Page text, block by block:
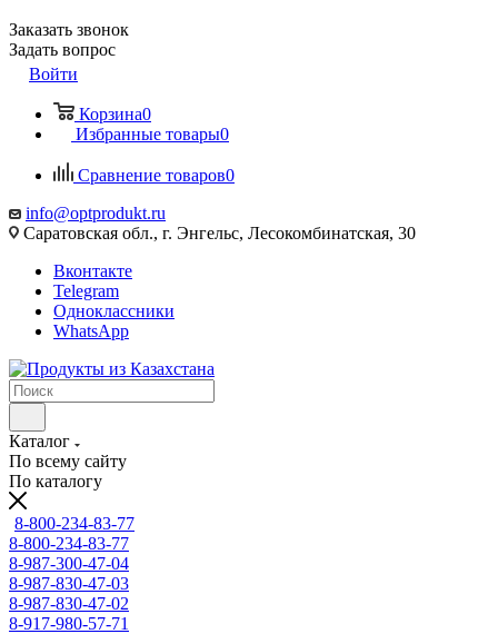
Заказать звонок
Задать вопрос
Войти
Корзина0
Избранные товары0
Сравнение товаров0
info@optprodukt.ru
Саратовская обл., г. Энгельс, Лесокомбинатская, 30
Вконтакте
Telegram
Одноклассники
WhatsApp
Каталог
По всему сайту
По каталогу
8-800-234-83-77
8-800-234-83-77
8-987-300-47-04
8-987-830-47-03
8-987-830-47-02
8-917-980-57-71